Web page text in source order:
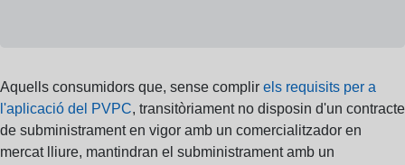
Aquells consumidors que, sense complir els requisits per a
l'aplicació del PVPC, transitòriament no disposin d'un contracte
de subministrament en vigor amb un comercialitzador en
mercat lliure, mantindran el subministrament amb un